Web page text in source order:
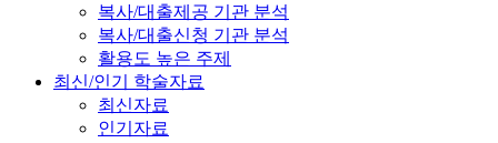
복사/대출제공 기관 분석
복사/대출신청 기관 분석
활용도 높은 주제
최신/인기 학술자료
최신자료
인기자료